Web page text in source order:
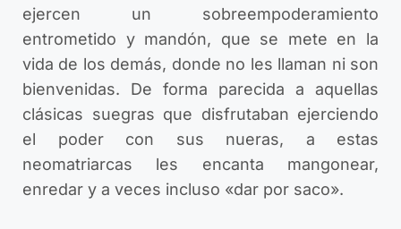
ejercen un sobreempoderamiento
entrometido y mandón, que se mete en la
vida de los demás, donde no les llaman ni son
bienvenidas. De forma parecida a aquellas
clásicas suegras que disfrutaban ejerciendo
el poder con sus nueras, a estas
neomatriarcas les encanta mangonear,
enredar y a veces incluso «dar por saco».